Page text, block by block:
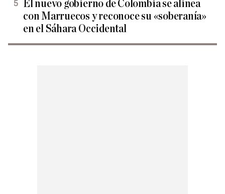
El nuevo gobierno de Colombia se alinea
con Marruecos y reconoce su «soberanía»
en el Sáhara Occidental